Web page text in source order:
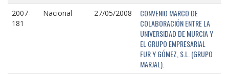
2007-
181
Nacional 27/05/2008
CONVENIO MARCO DE
COLABORACIÓN ENTRE LA
UNIVERSIDAD DE MURCIA Y
EL GRUPO EMPRESARIAL
FUR Y GÓMEZ, S.L. (GRUPO
MARJAL).